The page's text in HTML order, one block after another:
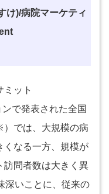
け)/病院マーケティ
ミット
で発表された全国
では、大規模の病
くなる一方、規模が
訪問者数は大きく異
深いことに、従来の